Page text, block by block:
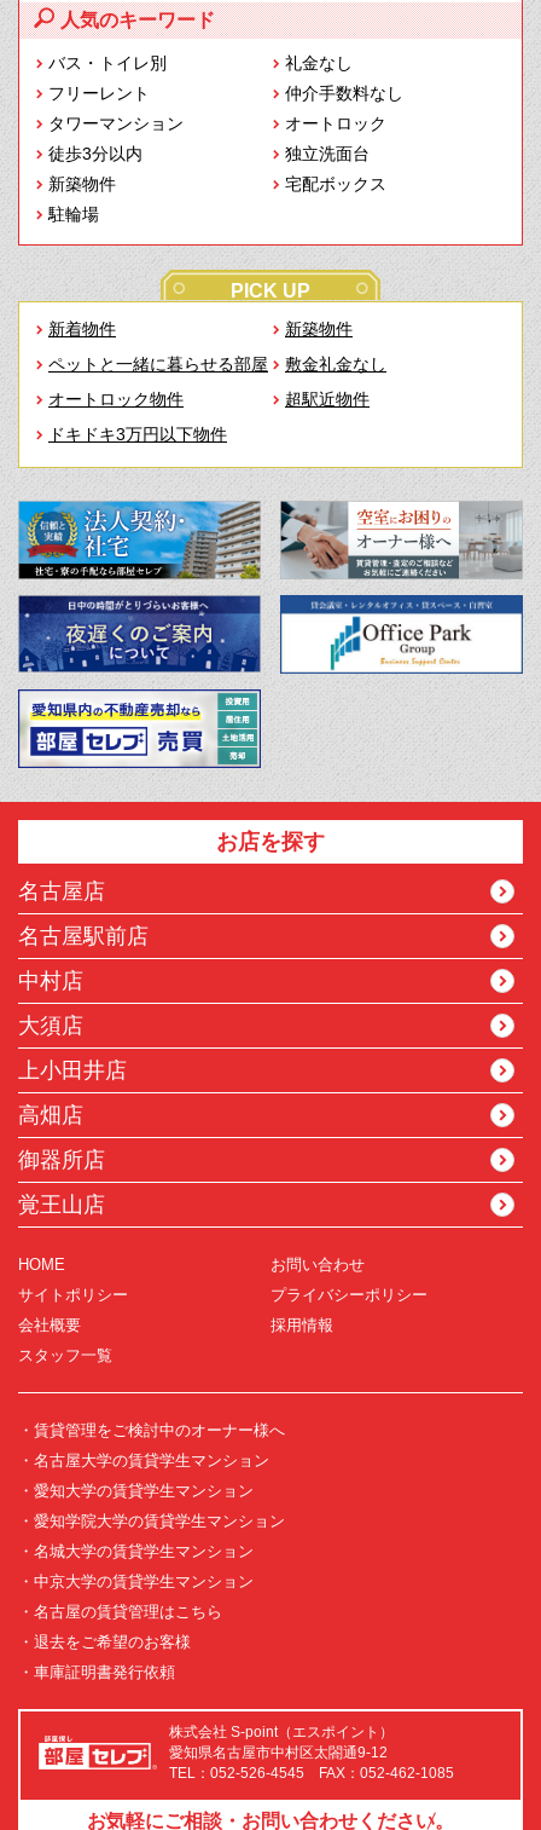
人気のキーワード
バス・トイレ別
礼金なし
フリーレント
仲介手数料なし
タワーマンション
オートロック
徒歩3分以内
独立洗面台
新築物件
宅配ボックス
駐輪場
PICK UP
新着物件
新築物件
ペットと一緒に暮らせる部屋
敷金礼金なし
オートロック物件
超駅近物件
ドキドキ3万円以下物件
お店を探す
名古屋店
名古屋駅前店
中村店
大須店
上小田井店
高畑店
御器所店
覚王山店
HOME
お問い合わせ
サイトポリシー
プライバシーポリシー
会社概要
採用情報
スタッフ一覧
・賃貸管理をご検討中のオーナー様へ
・名古屋大学の賃貸学生マンション
・愛知大学の賃貸学生マンション
・愛知学院大学の賃貸学生マンション
・名城大学の賃貸学生マンション
・中京大学の賃貸学生マンション
・名古屋の賃貸管理はこちら
・退去をご希望のお客様
・車庫証明書発行依頼
株式会社 S-point（エスポイント）
愛知県名古屋市中村区太閤通9-12
TEL：052-526-4545 FAX：052-462-1085
お気軽にご相談・お問い合わせください。